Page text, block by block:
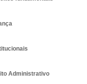
Administrativo